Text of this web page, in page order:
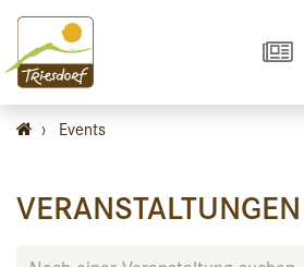
› Events
VERANSTALTUNGEN